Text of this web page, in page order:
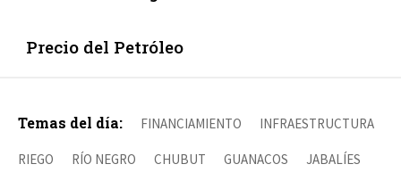
Precio del Petróleo
Temas del día: FINANCIAMIENTO INFRAESTRUCTURA
RIEGO RÍO NEGRO CHUBUT GUANACOS JABALÍES